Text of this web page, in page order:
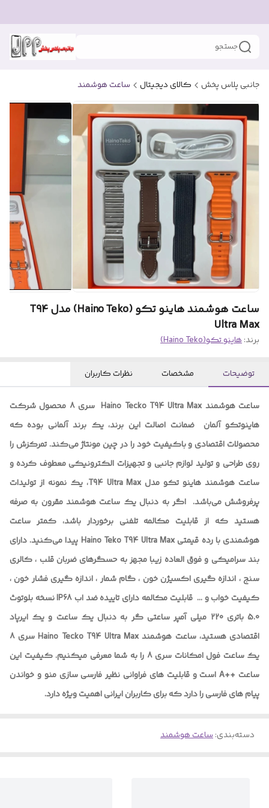
جستجو
جانبی پلاس پخش کالای دیجیتال ساعت هوشمند
ساعت هوشمند هاینو تکو (Haino Teko) مدل T94
Ultra Max
برند:هاینو تکو(Haino Teko)
توضیحات مشخصات نظرات کاربران
ساعت هوشمند Haino Tecko T94 Ultra Max ‌ سری 8 محصول شرکت
هاینوتکو آلمان ‌ ضمانت اصالت این برند، یک برند آلمانی بوده که
محصولات اقتصادی و باکیفیت خود را در چین مونتاژ می‌کند. تمرکزش را
روی طراحی و تولید لوازم جانبی و تجهیزات الکترونیکی معطوف کرده و
ساعت هوشمند هاینو تکو مدل T94 Ultra Max، یک نمونه از تولیدات
پرفروشش می‌باشد. ‌ اگر به دنبال یک ساعت هوشمند مقرون به صرفه
هستید که از قابلیت مکالمه تلفنی برخوردار باشد، کمتر ساعت
هوشمندی با رده قیمتی Haino Teko T94 Ultra Max پیدا می‌کنید. ‌دارای
بند سرامیکی و فوق العاده زیبا مجهز به حسگرهای ضربان قلب ، کالری
سنج ، اندازه گیری اکسیژن خون ، گام شمار ، اندازه گیری فشار خون ،
کیفیت خواب و … ‌ قابلیت مکالمه دارای تاییده ضد اب IP68 نسخه بلوتوث
5.0 باتری 220 میلی آمپر ساعتی گر به دنبال یک ساعت و یک ایرپاد
اقتصادی هستید، ساعت هوشمند Haino Tecko T94 Ultra Max سری 8
یک ساعت فول امکانات سری 8 را به شما معرفی میکنیم. کیفیت این
ساعت ++A است و قابلیت های فراوانی نظیر فارسی سازی منو و خواندن
پیام های فارسی را دارد که برای کاربران ایرانی اهمیت ویژه دارد.
دسته‌بندی:ساعت هوشمند